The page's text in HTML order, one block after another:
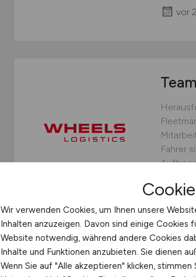
vor
Fahrer
vor
Wir verwenden Cookies, um Ihnen unsere
Inhalten anzuzeigen. Davon sind einige Cookies
Website notwendig, während andere Cookies
Inhalte und Funktionen anzubieten. Sie dienen
Wenn Sie auf "Alle akzeptieren" klicken,